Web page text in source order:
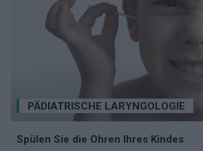
PÄDIATRISCHE LARYNGOLOGIE
Spülen Sie die Ohren Ihres Kindes